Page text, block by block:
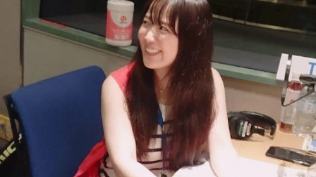
イベント・グッズ
YouTube
会社情報